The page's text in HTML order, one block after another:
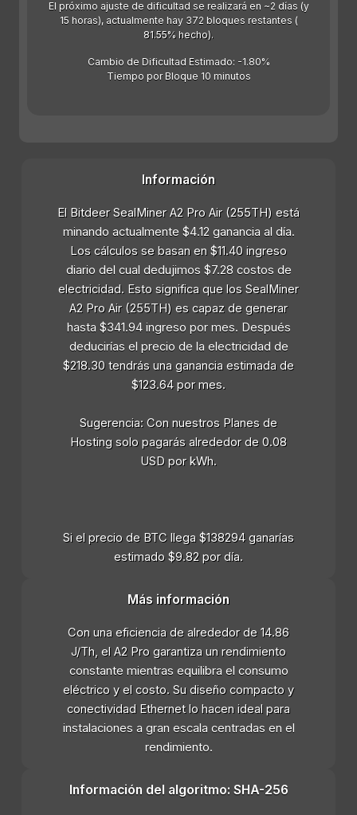
El próximo ajuste de dificultad se realizará en ~2 días (y
15 horas), actualmente hay 372 bloques restantes (
81.55% hecho).
Cambio de Dificultad Estimado: -1.80%
Tiempo por Bloque 10 minutos
Información
El Bitdeer SealMiner A2 Pro Air (255TH) está
minando actualmente $4.12 ganancia al día.
Los cálculos se basan en $11.40 ingreso
diario del cual dedujimos $7.28 costos de
electricidad. Esto significa que los SealMiner
A2 Pro Air (255TH) es capaz de generar
hasta $341.94 ingreso por mes. Después
deducirías el precio de la electricidad de
$218.30 tendrás una ganancia estimada de
$123.64 por mes.
Sugerencia: Con nuestros Planes de
Hosting solo pagarás alrededor de 0.08
USD por kWh.
Si el precio de BTC llega $138294 ganarías
estimado $9.82 por día.
Más información
Con una eficiencia de alrededor de 14.86
J/Th, el A2 Pro garantiza un rendimiento
constante mientras equilibra el consumo
eléctrico y el costo. Su diseño compacto y
conectividad Ethernet lo hacen ideal para
instalaciones a gran escala centradas en el
rendimiento.
Información del algoritmo: SHA-256